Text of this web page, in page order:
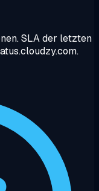
SLA der letzten